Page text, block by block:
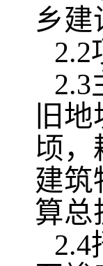
乡建
2.2
2.3
旧
顷，
建筑
算总
2.4